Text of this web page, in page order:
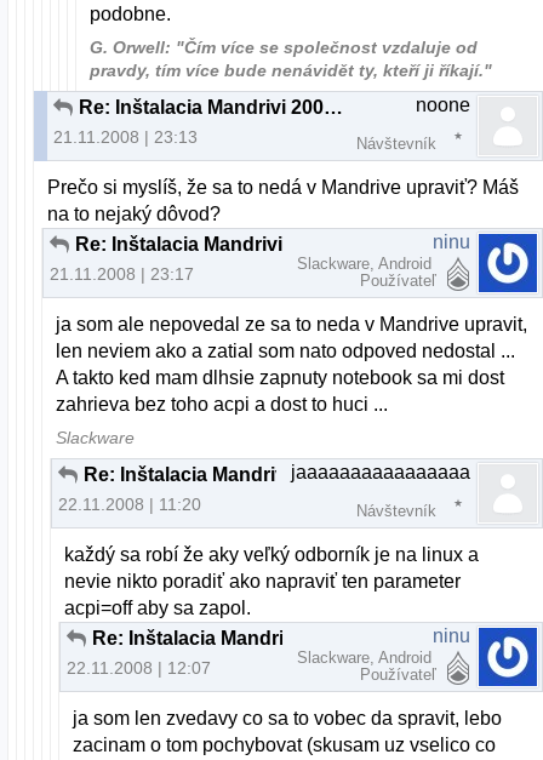
podobne.
G. Orwell: "Čím více se společnost vzdaluje od
pravdy, tím více bude nenávidět ty, kteří ji říkají."
Re: Inštalacia Mandrivi 2009 na notebook
21.11.2008 | 23:13
noone
Návštevník
Prečo si myslíš, že sa to nedá v Mandrive upraviť? Máš
na to nejaký dôvod?
21.11.2008 | 23:17
ninu
Slackware, Android
Používateľ
ja som ale nepovedal ze sa to neda v Mandrive upravit,
len neviem ako a zatial som nato odpoved nedostal ...
A takto ked mam dlhsie zapnuty notebook sa mi dost
zahrieva bez toho acpi a dost to huci ...
Slackware
Re: Inštalacia Mandrivi 2009 na notebook
22.11.2008 | 11:20
jaaaaaaaaaaaaaaaa
Návštevník
každý sa robí že aky veľký odborník je na linux a
nevie nikto poradiť ako napraviť ten parameter
acpi=off aby sa zapol.
22.11.2008 | 12:07
ninu
Slackware, Android
Používateľ
ja som len zvedavy co sa to vobec da spravit, lebo
zacinam o tom pochybovat (skusam uz vselico co